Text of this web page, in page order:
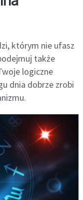
którym nie ufasz
także
logiczne
dnia dobrze zrobi